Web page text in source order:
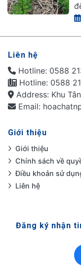
Liên hệ
Hotline: 0588
Hotline: 0588
Address: Khu
Email:
Giới thiệu
Giới thiệu
Chính sách về
Điều khoản sử
Liên hệ
Đăng ký nhận